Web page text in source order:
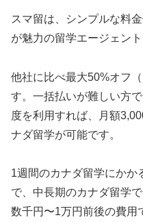
スマ留は、シンプルな料
が魅力の留学エージェント
他社に比べ最大50%オフ
す。一括払いが難しい方
度を利用すれば、月額
ナダ留学が可能です。
1週間のカナダ留学にかか
で、中長期のカナダ留学
数千円〜1万円前後の費用